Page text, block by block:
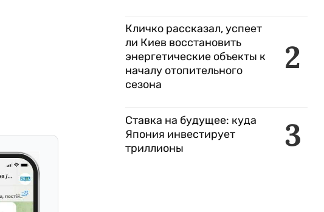
2
Кличко рассказал, успеет
ли Киев восстановить
энергетические объекты к
началу отопительного
сезона
3
Ставка на будущее: куда
Япония инвестирует
триллионы